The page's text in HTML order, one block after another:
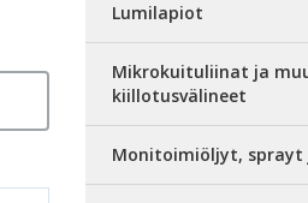
Lumilapiot
Mikrokuituliinat ja
kiillotusvälineet
Monitoimiöljyt,